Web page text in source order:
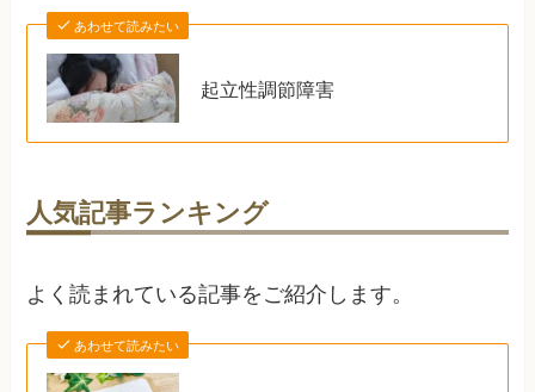
あわせて読みたい
起立性調節障害
人気記事ランキング
よく読まれている記事をご紹介します。
あわせて読みたい